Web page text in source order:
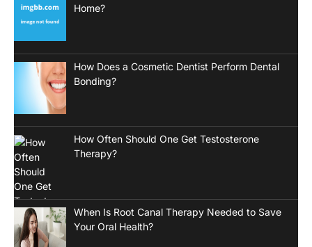
Home?
How Does a Cosmetic Dentist Perform Dental
Bonding?
How Often Should One Get Testosterone
Therapy?
When Is Root Canal Therapy Needed to Save
Your Oral Health?